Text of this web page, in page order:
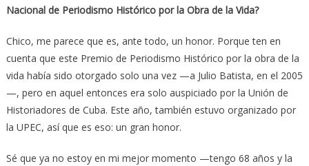
Nacional de Periodismo Histórico por la Obra de la Vida?
Chico, me parece que es, ante todo, un honor. Porque ten en
cuenta que este Premio de Periodismo Histórico por la obra de la
vida había sido otorgado solo una vez —a Julio Batista, en el 2005
—, pero en aquel entonces era solo auspiciado por la Unión de
Historiadores de Cuba. Este año, también estuvo organizado por
la UPEC, así que es eso: un gran honor.
Sé que ya no estoy en mi mejor momento —tengo 68 años y la